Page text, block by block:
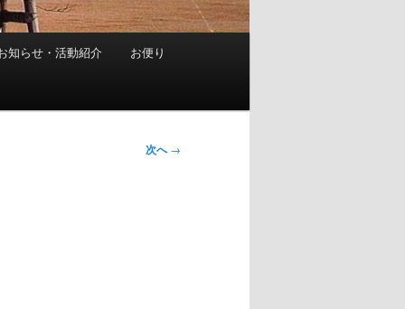
知らせ・活動紹介 お便り
次へ→